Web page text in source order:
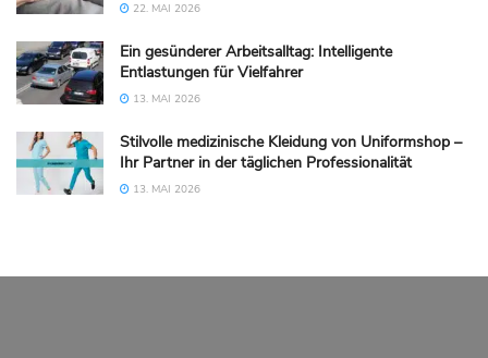
22. MAI 2026
Ein gesünderer Arbeitsalltag: Intelligente
Entlastungen für Vielfahrer
13. MAI 2026
Stilvolle medizinische Kleidung von Uniformshop –
Ihr Partner in der täglichen Professionalität
13. MAI 2026